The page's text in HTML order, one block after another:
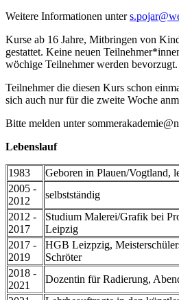
Weitere Informationen unter
Kurse ab 16 Jahre, Mitbringen von
gestattet. Keine neuen
wöchige Teilnehmer werden bevorzugt.
Teilnehmer die diesen Kurs schon
sich auch nur für die zweite Woche
Bitte melden unter
Lebenslauf
1983
Geboren in Plauen/Vogtland,
2005 -
2012
selbstständig
2012 -
2017
Studium Malerei/Grafik bei
Leipzig
2017 -
2019
HGB Leizpzig,
Schröter
2018 -
2021
Dozentin für Radierung,